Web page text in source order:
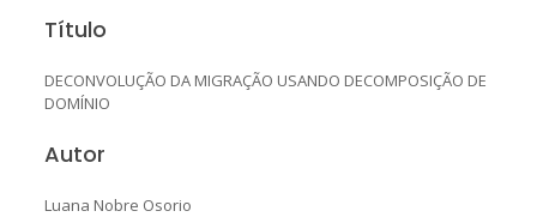
Título
DECONVOLUÇÃO DA MIGRAÇÃO USANDO DECOMPOSIÇÃO DE
DOMÍNIO
Autor
Luana Nobre Osorio